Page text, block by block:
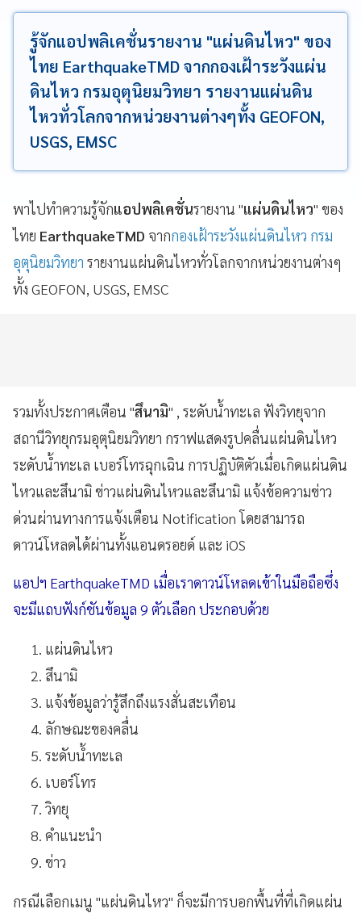
รู้จักแอปพลิเคชั่นรายงาน "แผ่นดินไหว" ของ
ไทย EarthquakeTMD จากกองเฝ้าระวังแผ่น
ดินไหว กรมอุตุนิยมวิทยา รายงานแผ่นดิน
ไหวทั่วโลกจากหน่วยงานต่างๆทั้ง GEOFON,
USGS, EMSC
พาไปทำความรู้จักแอปพลิเคชั่นรายงาน "แผ่นดินไหว" ของ
ไทย EarthquakeTMD จากกองเฝ้าระวังแผ่นดินไหว กรม
อุตุนิยมวิทยา รายงานแผ่นดินไหวทั่วโลกจากหน่วยงานต่างๆ
ทั้ง GEOFON, USGS, EMSC
รวมทั้งประกาศเตือน "สึนามิ" , ระดับน้ำทะเล ฟังวิทยุจาก
สถานีวิทยุกรมอุตุนิยมวิทยา กราฟแสดงรูปคลื่นแผ่นดินไหว
ระดับน้ำทะเล เบอร์โทรฉุกเฉิน การปฏิบัติตัวเมื่อเกิดแผ่นดิน
ไหวและสึนามิ ข่าวแผ่นดินไหวและสึนามิ แจ้งข้อความข่าว
ด่วนผ่านทางการแจ้งเตือน Notification โดยสามารถ
ดาวน์โหลดได้ผ่านทั้งแอนดรอยด์ และ iOS
แอปฯ EarthquakeTMD เมื่อเราดาวน์โหลดเข้าในมือถือซึ่ง
จะมีแถบฟังก์ชันข้อมูล 9 ตัวเลือก ประกอบด้วย
แผ่นดินไหว
สึนามิ
แจ้งข้อมูลว่ารู้สึกถึงแรงสั่นสะเทือน
ลักษณะของคลื่น
ระดับน้ำทะเล
เบอร์โทร
วิทยุ
คำแนะนำ
ข่าว
กรณีเลือกเมนู "แผ่นดินไหว" ก็จะมีการบอกพื้นที่ที่เกิดแผ่น